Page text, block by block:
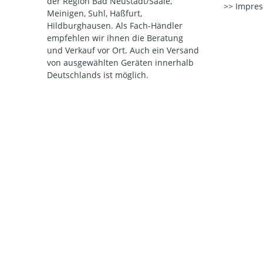
Meinigen, Suhl, Haßfurt,
Hildburghausen. Als Fach-Händler
empfehlen wir ihnen die Beratung
und Verkauf vor Ort. Auch ein Versand
von ausgewählten Geräten innerhalb
Deutschlands ist möglich.